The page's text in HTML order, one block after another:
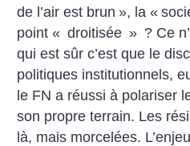
de l’air est brun », la «
point « droitisée » ? Ce
qui est sûr c’est que le
politiques institutionnels,
le FN a réussi à polariser
son propre terrain. Les
là, mais morcelées.